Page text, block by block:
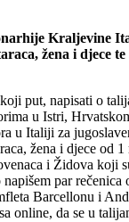
Kraljevine
žena i djece te
put, napisati o
u Istri,
u Italiji za
žena i djece od
i Židova koji
par rečenica
Barcellonu i
online, da se u